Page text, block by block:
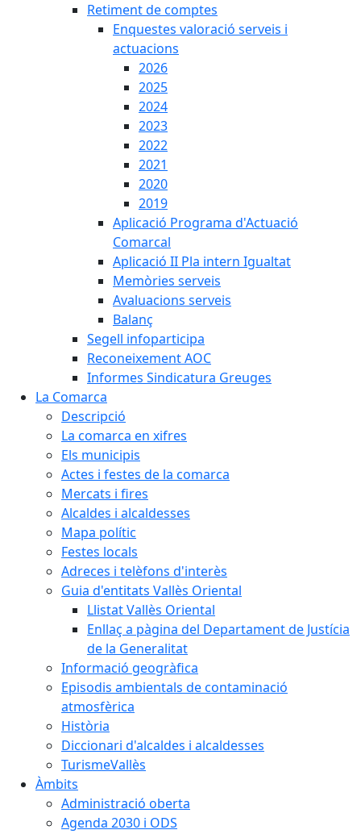
Retiment de comptes
Enquestes valoració serveis i
actuacions
2026
2025
2024
2023
2022
2021
2020
2019
Aplicació Programa d'Actuació
Comarcal
Aplicació II Pla intern Igualtat
Memòries serveis
Avaluacions serveis
Balanç
Segell infoparticipa
Reconeixement AOC
Informes Sindicatura Greuges
La Comarca
Descripció
La comarca en xifres
Els municipis
Actes i festes de la comarca
Mercats i fires
Alcaldes i alcaldesses
Mapa polític
Festes locals
Adreces i telèfons d'interès
Guia d'entitats Vallès Oriental
Llistat Vallès Oriental
Enllaç a pàgina del Departament de Justícia
de la Generalitat
Informació geogràfica
Episodis ambientals de contaminació
atmosfèrica
Història
Diccionari d'alcaldes i alcaldesses
TurismeVallès
Àmbits
Administració oberta
Agenda 2030 i ODS